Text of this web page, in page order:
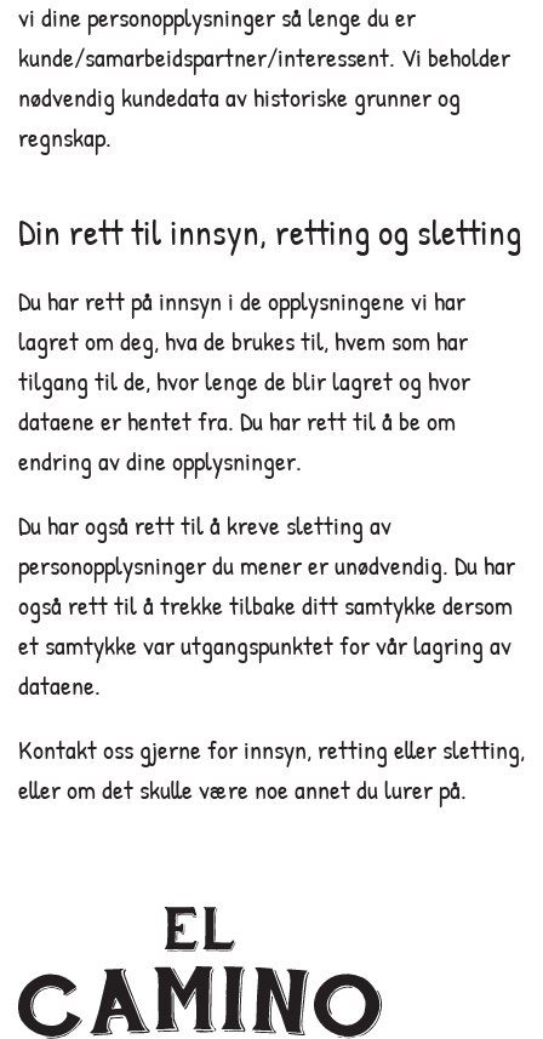
vi dine personopplysninger så lenge du er
kunde/samarbeidspartner/interessent. Vi beholder
nødvendig kundedata av historiske grunner og
regnskap.
Din rett til innsyn, retting og sletting
Du har rett på innsyn i de opplysningene vi har
lagret om deg, hva de brukes til, hvem som har
tilgang til de, hvor lenge de blir lagret og hvor
dataene er hentet fra. Du har rett til å be om
endring av dine opplysninger.
Du har også rett til å kreve sletting av
personopplysninger du mener er unødvendig. Du har
også rett til å trekke tilbake ditt samtykke dersom
et samtykke var utgangspunktet for vår lagring av
dataene.
Kontakt oss gjerne for innsyn, retting eller sletting,
eller om det skulle være noe annet du lurer på.